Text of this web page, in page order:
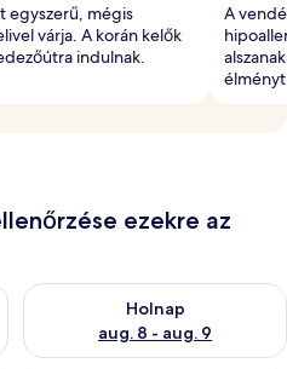
egyszerű, mégis
várja. A korán kelők
indulnak.
A
ezekre az
aug. 7 - aug. 8
Holnap
aug. 8 - aug. 9
A holnapi rendelkezésre állás